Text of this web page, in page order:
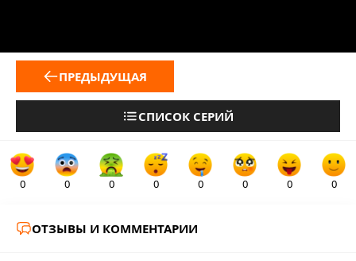
ПРЕДЫДУЩАЯ
СПИСОК СЕРИЙ
0 0 0 0 0 0 0 0
ОТЗЫВЫ И КОММЕНТАРИИ